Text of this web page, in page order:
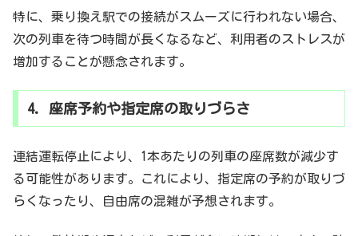
特に、乗り換え駅での接続がスムーズに行われない場合、
次の列車を待つ時間が長くなるなど、利用者のストレスが
増加することが懸念されます。
4. 座席予約や指定席の取りづらさ
連結運転停止により、1本あたりの列車の座席数が減少す
る可能性があります。これにより、指定席の予約が取りづ
らくなったり、自由席の混雑が予想されます。